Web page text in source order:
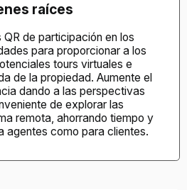
raíces
de participación en los
para proporcionar a los
tours virtuales e
de la propiedad. Aumente el
dando a las perspectivas
de explorar las
remota, ahorrando tiempo y
agentes como para clientes.